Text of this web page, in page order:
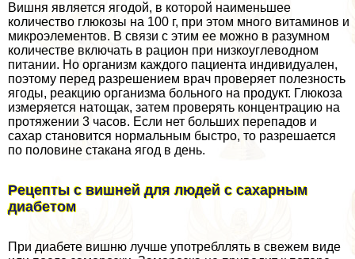
Вишня является ягодой, в которой наименьшее
количество глюкозы на 100 г, при этом много витаминов и
микроэлементов. В связи с этим ее можно в разумном
количестве включать в рацион при низкоуглеводном
питании. Но организм каждого пациента индивидуален,
поэтому перед разрешением врач проверяет полезность
ягоды, реакцию организма больного на продукт. Глюкоза
измеряется натощак, затем проверять концентрацию на
протяжении 3 часов. Если нет больших перепадов и
сахар становится нормальным быстро, то разрешается
по половине стакана ягод в день.
Рецепты с вишней для людей с сахарным
диабетом
При диабете вишню лучше употрeбллять в свежем виде